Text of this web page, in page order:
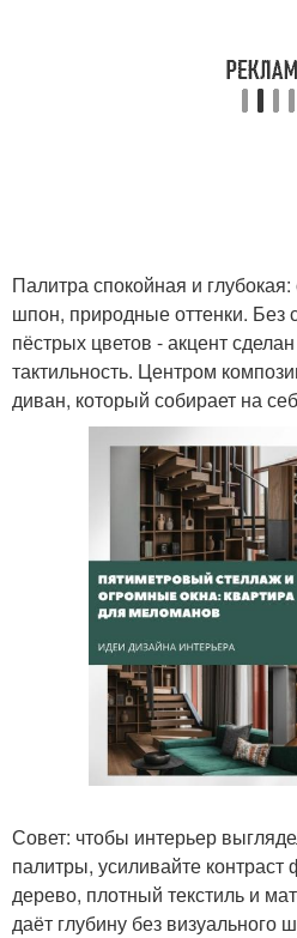
Палитра спокойная и
шпон, природные оттенки. Без
пёстрых цветов - акцент
тактильность. Центром
диван, который собирает на
Совет: чтобы интерьер
палитры, усиливайте контраст
дерево, плотный текстиль и
даёт глубину без визуального